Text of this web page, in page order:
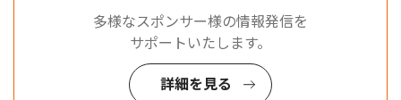
多様なスポンサー様の情報発信を
サポートいたします。
詳細を見る